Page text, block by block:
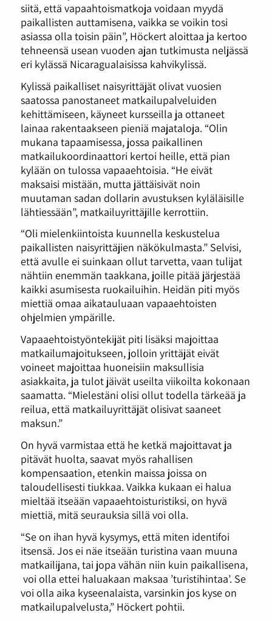
siitä, että vapaahtoismatkoja voidaan myydä
paikallisten auttamisena, vaikka se voikin tosi
asiassa olla toisin päin”, Höckert aloittaa ja kertoo
tehneensä usean vuoden ajan tutkimusta neljässä
eri kylässä Nicaragualaisissa kahvikylissä.
Kylissä paikalliset naisyrittäjät olivat vuosien
saatossa panostaneet matkailupalveluiden
kehittämiseen, käyneet kursseilla ja ottaneet
lainaa rakentaakseen pieniä majataloja. “Olin
mukana tapaamisessa, jossa paikallinen
matkailukoordinaattori kertoi heille, että pian
kylään on tulossa vapaaehtoisia. “He eivät
maksaisi mistään, mutta jättäisivät noin
muutaman sadan dollarin avustuksen kyläläisille
lähtiessään”, matkailuyrittäjille kerrottiin.
“Oli mielenkiintoista kuunnella keskustelua
paikallisten naisyrittäjien näkökulmasta.” Selvisi,
että avulle ei suinkaan ollut tarvetta, vaan tulijat
nähtiin enemmän taakkana, joille pitää järjestää
kaikki asumisesta ruokailuihin. Heidän piti myös
miettiä omaa aikatauluaan vapaaehtoisten
ohjelmien ympärille.
Vapaaehtoistyöntekijät piti lisäksi majoittaa
matkailumajoitukseen, jolloin yrittäjät eivät
voineet majoittaa huoneisiin maksullisia
asiakkaita, ja tulot jäivät useilta viikoilta kokonaan
saamatta. “Mielestäni olisi ollut todella tärkeää ja
reilua, että matkailuyrittäjät olisivat saaneet
maksun.”
On hyvä varmistaa että he ketkä majoittavat ja
pitävät huolta, saavat myös rahallisen
kompensaation, etenkin maissa joissa on
taloudellisesti tiukkaa. Vaikka kukaan ei halua
mieltää itseään vapaaehtoisturistiksi, on hyvä
miettiä, mitä seurauksia sillä voi olla.
“Se on ihan hyvä kysymys, että miten identifoi
itsensä. Jos ei näe itseään turistina vaan muuna
matkailijana, tai jopa vähän niin kuin paikallisena,
voi olla ettei haluakaan maksaa ’turistihintaa’. Se
voi olla aika kyseenalaista, varsinkin jos kyse on
matkailupalvelusta,” Höckert pohtii.